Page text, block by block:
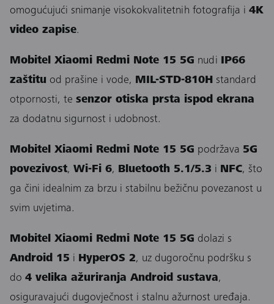
omogućujući snimanje visokokvalitetnih fotografija i 4K
video zapise.
Mobitel Xiaomi Redmi Note 15 5G nudi IP66
zaštitu od prašine i vode, MIL-STD-810H standard
otpornosti, te senzor otiska prsta ispod ekrana
za dodatnu sigurnost i udobnost.
Mobitel Xiaomi Redmi Note 15 5G podržava 5G
povezivost, Wi-Fi 6, Bluetooth 5.1/5.3 i NFC, što
ga čini idealnim za brzu i stabilnu bežičnu povezanost u
svim uvjetima.
Mobitel Xiaomi Redmi Note 15 5G dolazi s
Android 15 i HyperOS 2, uz dugoročnu podršku s
do 4 velika ažuriranja Android sustava,
osiguravajući dugovječnost i stalnu ažurnost uređaja.